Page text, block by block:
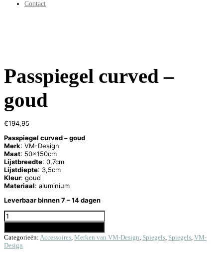
Contact
Passpiegel curved –
goud
€194,95
Passpiegel curved – goud
Merk: VM-Design
Maat: 50x150cm
Lijstbreedte: 0,7cm
Lijstdiepte: 3,5cm
Kleur: goud
Materiaal: aluminium
Leverbaarbinnen 7 – 14 dagen
PASSPIEGEL CURVED - GOUD AANTAL
Categorieën: Accessoires, Merken van VM-Design, Spiegels, Spiegels, VM-
Design